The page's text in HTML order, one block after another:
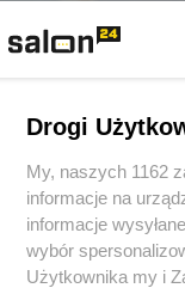
Drogi
My, naszych 1162
informacje na
informacje
wybór
Użytkownika my i